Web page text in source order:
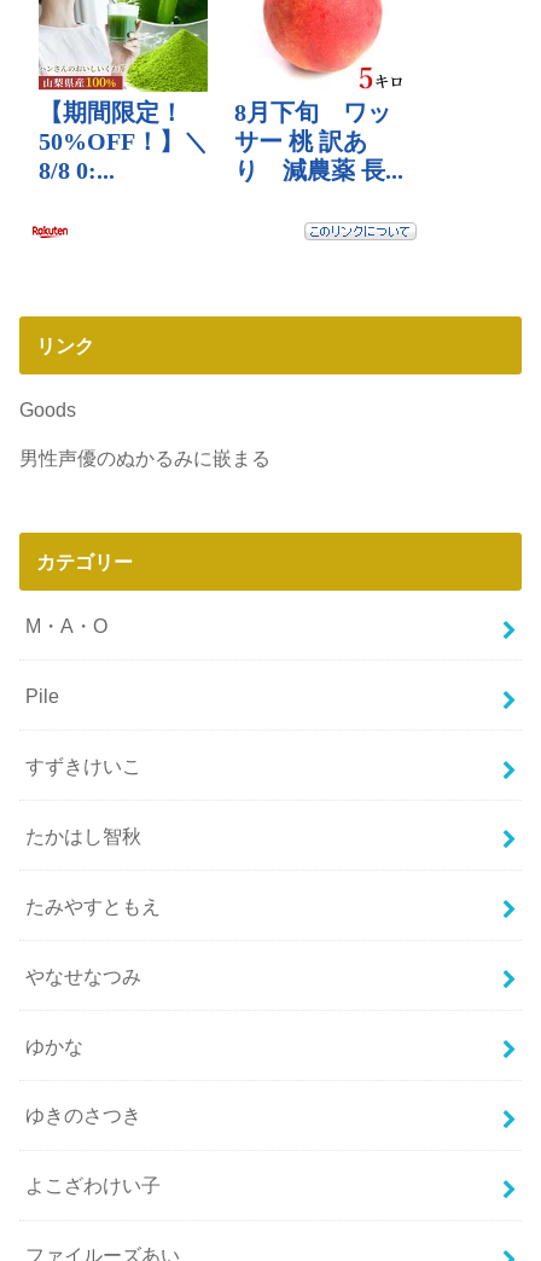
リンク
Goods
男性声優のぬかるみに嵌まる
カテゴリー
M・A・O
Pile
すずきけいこ
たかはし智秋
たみやすともえ
やなせなつみ
ゆかな
ゆきのさつき
よこざわけい子
ファイルーズあい